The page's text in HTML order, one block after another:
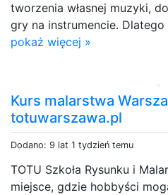
tworzenia własnej muzyki,
gry na instrumencie.
pokaż więcej »
Kurs malarstwa
totuwarszawa.pl
Dodano: 9 lat 1 tydzień temu
TOTU Szkoła Rysunku i
miejsce, gdzie hobbyści